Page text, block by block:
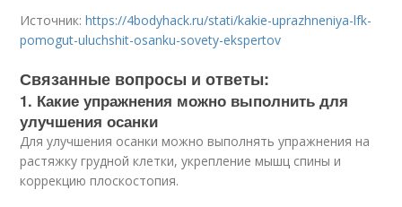
Источник:https://4bodyhack.ru/stati/kakie-uprazhneniya-lfk-
pomogut-uluchshit-osanku-sovety-ekspertov
Связанные вопросы и ответы:
1. Какие упражнения можно выполнить для
улучшения осанки
Для улучшения осанки можно выполнять упражнения на
растяжку грудной клетки, укрепление мышц спины и
коррекцию плоскостопия.